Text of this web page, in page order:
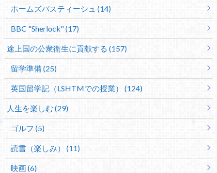
ホームズパスティーシュ (14)
BBC "Sherlock" (17)
途上国の公衆衛生に貢献する (157)
留学準備 (25)
英国留学記（LSHTMでの授業） (124)
人生を楽しむ (29)
ゴルフ (5)
読書（楽しみ） (11)
映画 (6)